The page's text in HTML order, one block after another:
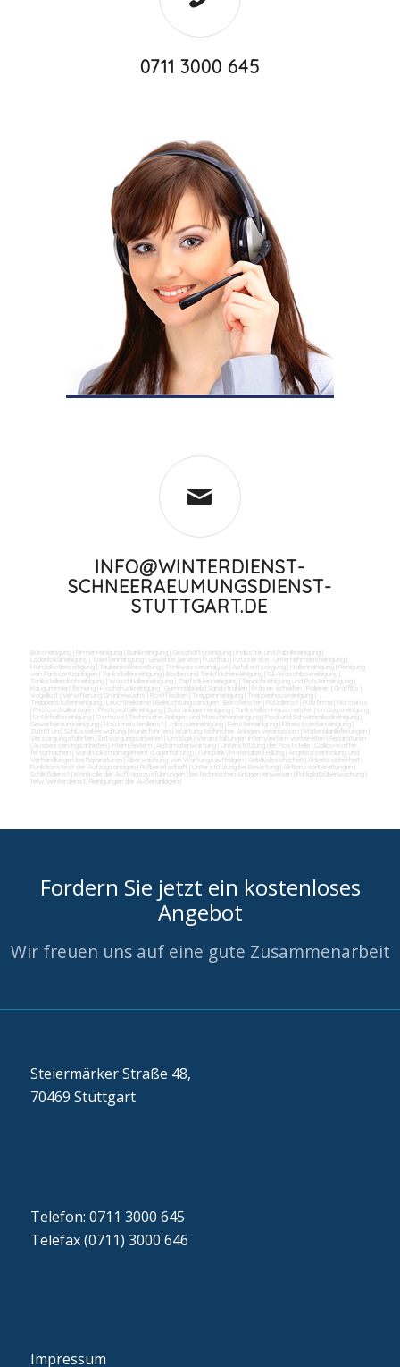
0711 3000 645
INFO@WINTERDIENST-
SCHNEERAEUMUNGSDIENST-
STUTTGART.DE
Büroreinigung| Firmenreinigung| Bankreinigung| Geschäftsreinigung| Industrie und Fabrikreinigung|
Ladenlokalreinigung| Toilettenreinigung| Gewerbe Service| Putzfrau| Putzservice| Unternehmensreinigung|
Hundekotbeseitigung| Taubenkotbeseitung| Trinkwasseranalyse| Abfall entsorgung| Hallenreinigung| Reinigung
von Farbspritzanlagen
Tankstellenreinigung| Boden und Tankflächenreinigung| SB-Waschboxreinigung|
Tankstellendachreinigung| Waschhallenreinigung| Zapfsäulenreinigung| Teppichreinigung und Polsterreinigung|
Kaugummientfernung| Hochdruckreinigung| Gummiabrieb| Sandstrahlen Fräsen schleifen Polieren Graffitis
Vogelkot
Verwitterung Grünbewuchs | Rostflecken Treppenreinigung| Treppenhausreinigung|
Treppenstufenreinigung| Leuchtreklame| Beleuchtungsanlagen Bürofenster Putzdienst |Putzfirma| Norovirus
Photovoltaikanlagen Photovoltaikreinigung| Solaranlagenreinigung| Tankstellen-Hausmeister
Umzugsreinigung
Unterhaltsreinigung| Osmose| Technische Anlagen und Maschinenreinigung| Pool und Schwimmbadreinigung|
Gewerberaumreinigung| Hausmeisterdienst Jalousienreinigung| Fensterreinigung| Fitnesscenterreinigung|
Zutritt und Schlüsselverwaltung| Kurierfahrten Wartung technicher Anlagen veranlassen Materialanlieferungen
Versorgungsfahrten
Entsorgungsarbeiten Umzüge| Veranstaltungen intern/extern vorbereiten
Reparaturen
(Ausbesserungsarbeiten) intern/extern
Automatenwartung| Unterstützung der Poststelle|
Collico-Koffer
fertigmachen
Vordrucksmanagement (Lagerhaltung)| Fuhrpark Materialbestellung| Angebotseinholung und
Verhandlungen bei Reparaturen |Überwachung von Wartungsaufträgen Gebäudesicherheit Arbeitssicherheit
Funktionstest der Aufzugsanlagen
Rufbereitschaft Unterstützung bei Bewirtung| Aktionsvorbereitungen
Schließdienst Kontrolle der Auftragsausführungen bei technischen Anlagen einweisen Parkplatzüberwachung|
teilw. Winterdienst, Reinigungen der Außenanlagen
Fordern Sie jetzt ein kostenloses
Angebot
Wir freuen uns auf eine gute Zusammenarbeit
Steiermärker Straße 48,
70469 Stuttgart
Telefon: 0711 3000 645
Telefax (0711) 3000 646
Impressum